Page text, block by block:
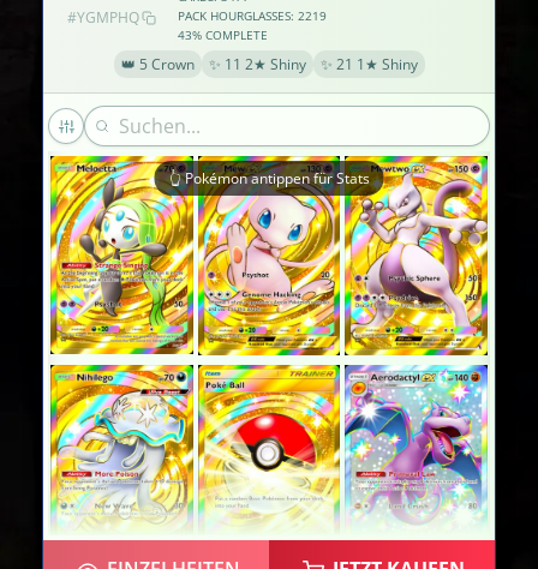
#YGMPHQ
PACK HOURGLASSES: 2219
43% COMPLETE
👑 5 Crown ✨ 11 2★ Shiny ✨ 21 1★ Shiny
👆 Pokémon antippen für Stats